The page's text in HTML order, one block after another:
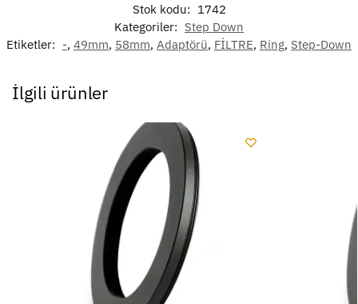
Stok kodu: 1742
Kategoriler: Step Down
Etiketler: -, 49mm, 58mm, Adaptörü, FİLTRE, Ring, Step-Down
İlgili ürünler